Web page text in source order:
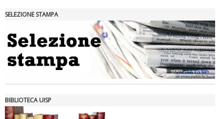
Tiziano Pesce nel Cda di Fondazione Terzjus: prima riunione a
SELEZIONE STAMPA
BIBLIOTECA UISP